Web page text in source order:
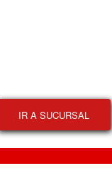
IR A SUCURSAL